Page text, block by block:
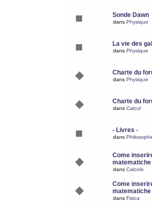
Sonde Dawn
dans Physique
La vie des
dans Physique
Charte du
dans Physique
Charte du
dans Calcul
- Livres -
dans
Come
dans Calcolo
Come
dans Fisica